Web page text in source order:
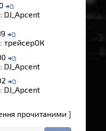
DJ_Apcent
трейсерОК
DJ_Apcent
DJ_Apcent
прочитаними ]